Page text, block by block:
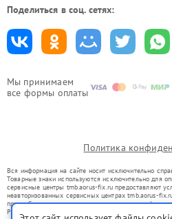
Мы принимаем
все формы оплаты
Поделиться в соц. сетях:
Политика
Вся информация на сайте носит исключительно
Товарные знаки используются исключительно для
сервисные центры tmb.aorus-fix.ru предоставляют
неавторизованных сервисных центрах tmb.aorus-
правообладателями товарных знаков или их
Ремонт осуществляется для устройств, уже